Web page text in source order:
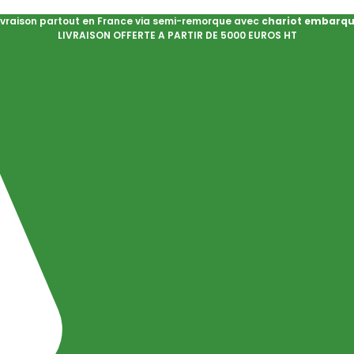
partout en France via semi-remorque avec chariot
LIVRAISON OFFERTE A PARTIR DE 5000 EUROS HT